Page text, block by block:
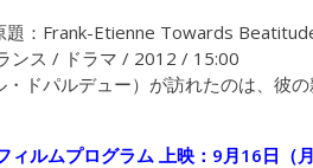
題：Frank-Etienne Towards Beatitude
ンス / ドラマ / 2012 / 15:00
ドパルデュー）が訪れたのは、彼
ィルムプログラム 上映：9月16日（